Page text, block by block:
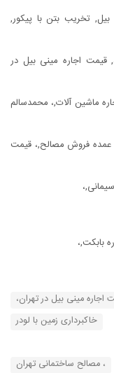
تخریب بتن با پیکور,
قیمت اجاره مینی بیل در
ماشین آلات,، محمدسالم
عمده فروش مصالح,، قیمت
بابکت,،
اجاره مینی بیل در تهران،
خاکبرداری زمین با لودر
، مصالح ساختمانی تهران